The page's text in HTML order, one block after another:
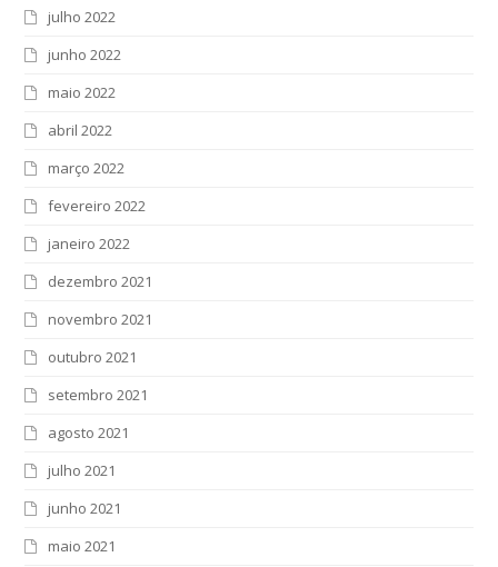
julho 2022
junho 2022
maio 2022
abril 2022
março 2022
fevereiro 2022
janeiro 2022
dezembro 2021
novembro 2021
outubro 2021
setembro 2021
agosto 2021
julho 2021
junho 2021
maio 2021